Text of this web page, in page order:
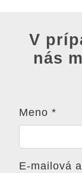
V
nás
Meno*
E-mailová